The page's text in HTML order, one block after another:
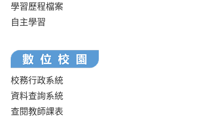
學習歷程檔案
自主學習
校務行政系統
資料查詢系統
查閱教師課表